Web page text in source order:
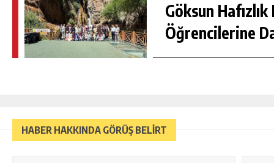
Göksun Hafızlık
Öğrencilerine
HABER HAKKINDA GÖRÜŞ BELİRT